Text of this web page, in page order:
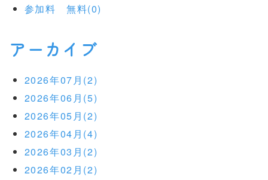
参加料 無料(0)
アーカイブ
2026年07月(2)
2026年06月(5)
2026年05月(2)
2026年04月(4)
2026年03月(2)
2026年02月(2)